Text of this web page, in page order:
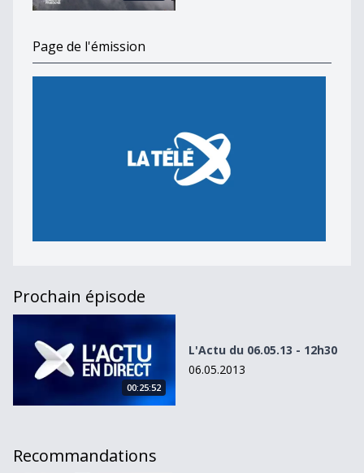
Page de l'émission
Prochain épisode
L&#039;Actu du 06.05.13 - 12h30
00:25:52
L'Actu du 06.05.13 - 12h30
06.05.2013
Recommandations